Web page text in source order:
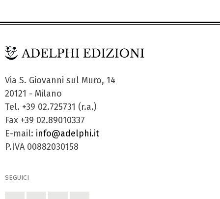
Via S. Giovanni sul Muro, 14
20121 - Milano
Tel. +39 02.725731 (r.a.)
Fax +39 02.89010337
E-mail: info@adelphi.it
P.IVA 00882030158
SEGUICI